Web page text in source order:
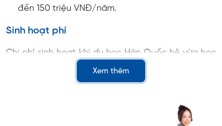
đến 150 triệu VNĐ/năm.
Sinh hoạt phí
Chi phí sinh hoạt khi du học Hàn Quốc hệ vừa học
vừa làm có thể thay đổi tùy thuộc vào nhiều yếu
tố như: thành phố, cách sống, các lựa chọn cá
tin tham khảo để bạn có thể ước tính chi phí sinh
Xem thêm